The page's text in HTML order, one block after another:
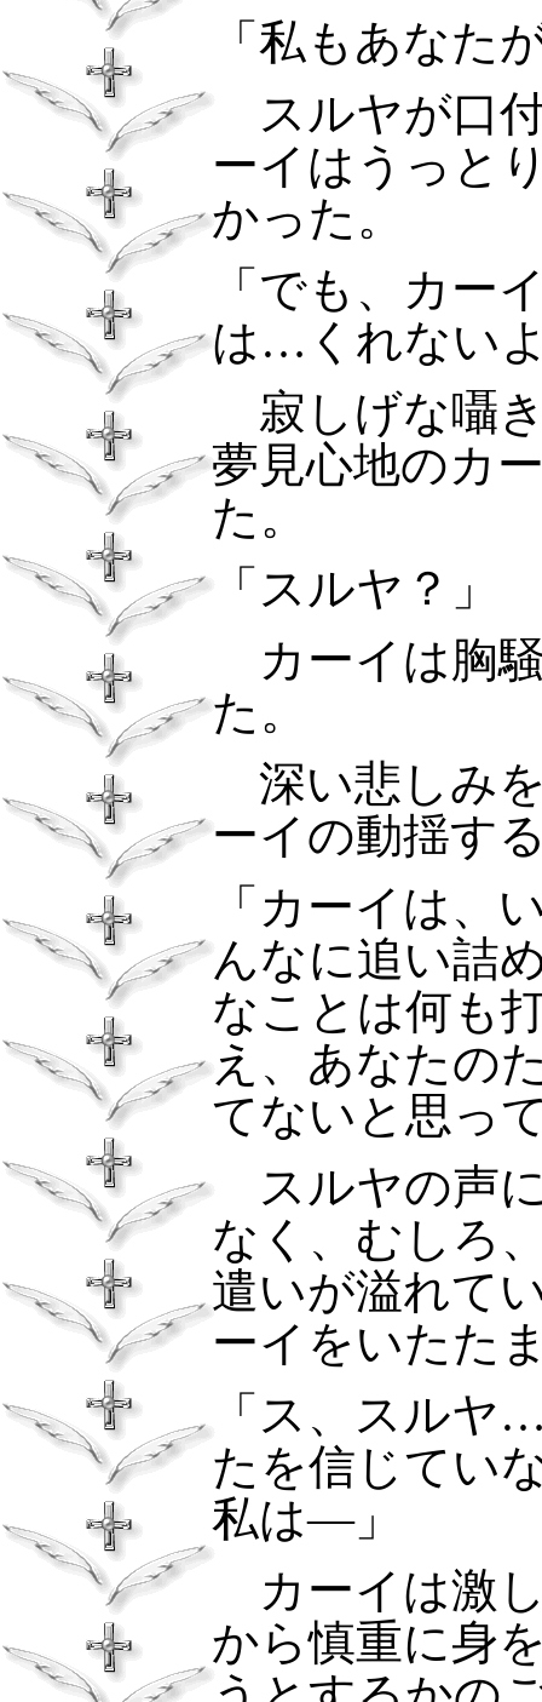
「私もあな
スルヤが口
ーイはうっと
かった。
「でも、カー
は…くれない
寂しげな囁
夢見心地のカ
た。
「スルヤ？」
カーイは胸
た。
深い悲しみ
ーイの動揺す
「カーイは、
んなに追い詰
なことは何も
え、あなたの
てないと思っ
スルヤの声
なく、むしろ
遣いが溢れて
ーイをいたた
「ス、スルヤ
たを信じてい
私は―」
カーイは激
から慎重に身